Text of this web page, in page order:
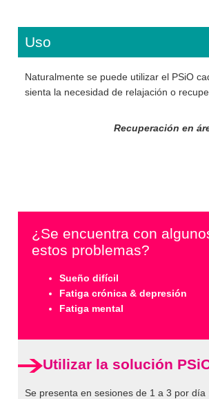
Uso
Naturalmente se puede utilizar el PSiO
sienta la necesidad de relajación o
Recuperación en
¿Se encuentra con
estos problemas?
Sueño difícil
Fatiga crónica & depresión
Fatiga mental
Utilizar la solución
Se presenta en sesiones de 1 a 3 por día